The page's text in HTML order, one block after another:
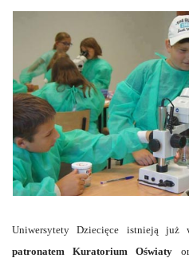
Uniwersytety Dziecięce istnieją
patronatem Kuratorium Oświaty